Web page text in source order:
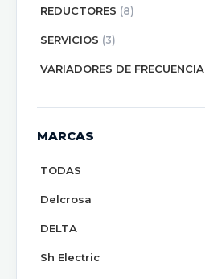
REDUCTORES (8)
SERVICIOS (3)
VARIADORES DE FRECUENCIA
MARCAS
TODAS
Delcrosa
DELTA
Sh Electric